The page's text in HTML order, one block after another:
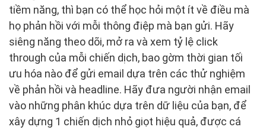
tiềm năng, thì bạn có thể học hỏi một ít về điều mà
họ phản hồi với mỗi thông điệp mà bạn gửi. Hãy
siêng năng theo dõi, mở ra và xem tỷ lệ click
through của mỗi chiến dịch, bao gờm thời gian tối
ưu hóa nào để gửi email dựa trên các thử nghiệm
về phản hồi và headline. Hãy đưa người nhận email
vào những phân khúc dựa trên dữ liệu của bạn, để
xây dựng 1 chiến dịch nhỏ giọt hiệu quả, được cá